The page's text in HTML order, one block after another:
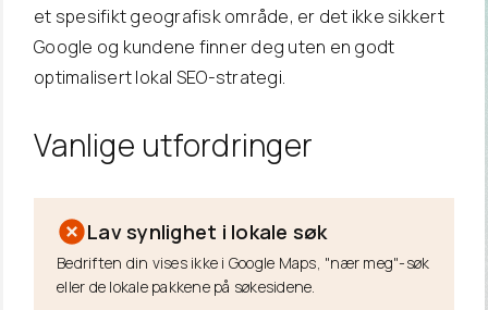
et spesifikt geografisk område, er det ikke sikkert
Google og kundene finner deg uten en godt
optimalisert lokal SEO-strategi.
Vanlige utfordringer
Lav synlighet i lokale søk
Bedriften din vises ikke i Google Maps, "nær meg"-søk
eller de lokale pakkene på søkesidene.